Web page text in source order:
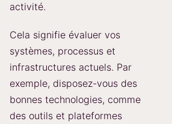
activité.
Cela signifie évaluer vos
systèmes, processus et
infrastructures actuels. Par
exemple, disposez-vous des
bonnes technologies, comme
des outils et plateformes